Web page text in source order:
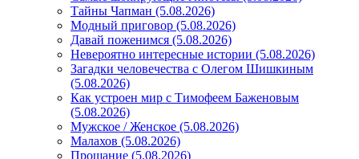
Тайны Чапман (5.08.2026)
Модный приговор (5.08.2026)
Давай поженимся (5.08.2026)
Невероятно интересные истории (5.08.2026)
Загадки человечества с Олегом Шишкиным
(5.08.2026)
Как устроен мир с Тимофеем Баженовым
(5.08.2026)
Мужское / Женское (5.08.2026)
Малахов (5.08.2026)
Прощание (5.08.2026)